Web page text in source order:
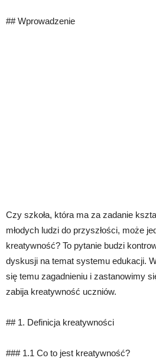
## Wprowadzenie
Czy szkoła, która ma za zadanie
młodych ludzi do przyszłości, może
kreatywność? To pytanie budzi
dyskusji na temat systemu edukacji.
się temu zagadnieniu i zastanowimy
zabija kreatywność uczniów.
## 1. Definicja kreatywności
### 1.1 Co to jest kreatywność?